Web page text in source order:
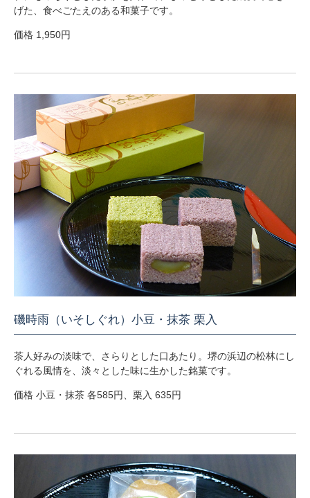
げた、食べごたえのある和菓子です。
価格 1,950円
磯時雨（いそしぐれ）小豆・抹茶 栗入
茶人好みの淡味で、さらりとした口あたり。堺の浜辺の松林にし
ぐれる風情を、淡々とした味に生かした銘菓です。
価格 小豆・抹茶 各585円、栗入 635円